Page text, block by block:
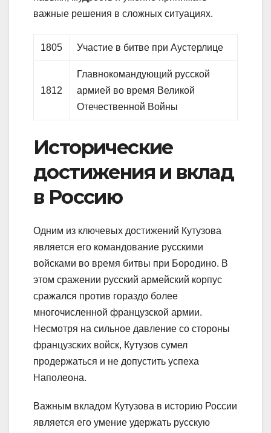
важные решения в сложных ситуациях.
1805 Участие в битве при Аустерлице
1812
Главнокомандующий русской
армией во время Великой
Отечественной Войны
Исторические
достижения и вклад
в Россию
Одним из ключевых достижений Кутузова
является его командование русскими
войсками во время битвы при Бородино. В
этом сражении русский армейский корпус
сражался против гораздо более
многочисленной французской армии.
Несмотря на сильное давление со стороны
французских войск, Кутузов сумел
продержаться и не допустить успеха
Наполеона.
Важным вкладом Кутузова в историю России
является его умение удержать русскую